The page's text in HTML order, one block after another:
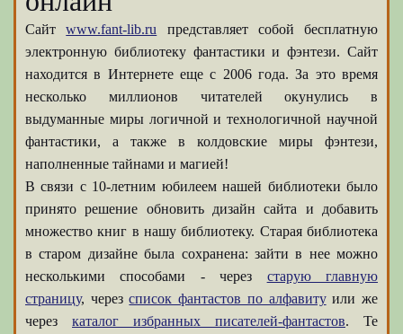
Сайтwww.fant-lib.ru представляет собой бесплатную
электронную библиотеку фантастики и фэнтези. Сайт
находится в Интернете еще с 2006 года. За это время
несколько миллионов читателей окунулись в
выдуманные миры логичной и технологичной научной
фантастики, а также в колдовские миры фэнтези,
наполненные тайнами и магией!
В связи с 10-летним юбилеем нашей библиотеки было
принято решение обновить дизайн сайта и добавить
множество книг в нашу библиотеку. Старая библиотека
в старом дизайне была сохранена: зайти в нее можно
несколькими способами - через старую главную
страницу, черезсписок фантастов по алфавитуили же
через каталог избранных писателей-фантастов. Те